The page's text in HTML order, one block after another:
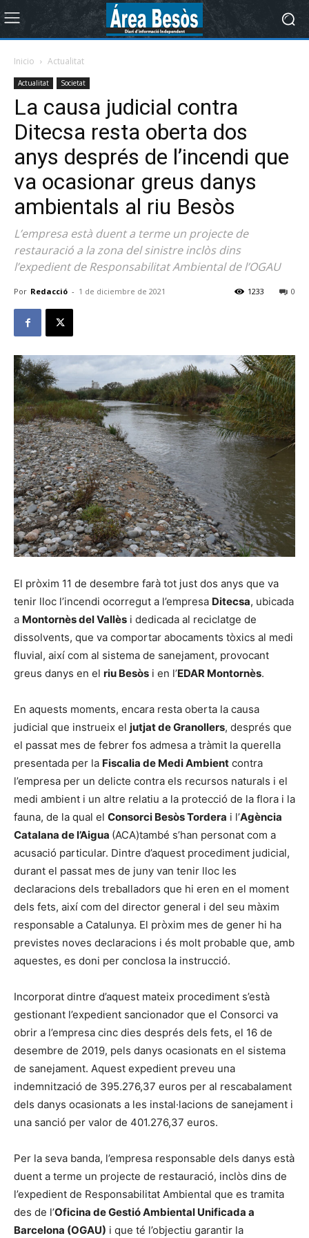
Inicio Actualitat
Actualitat Societat
La causa judicial contra
Ditecsa resta oberta dos
anys després de l’incendi que
va ocasionar greus danys
ambientals al riu Besòs
L’empresa està duent a terme un projecte de
restauració a la zona del sinistre inclòs dins
l’expedient de Responsabilitat Ambiental de l’OGAU
Por Redacció - 1 de diciembre de 2021 0
1233
El pròxim 11 de desembre farà tot just dos anys que va
tenir lloc l’incendi ocorregut a l’empresa Ditecsa, ubicada
a Montornès del Vallès i dedicada al reciclatge de
dissolvents, que va comportar abocaments tòxics al medi
fluvial, així com al sistema de sanejament, provocant
greus danys en el riu Besòs i en l’EDAR Montornès.
En aquests moments, encara resta oberta la causa
judicial que instrueix el jutjat de Granollers, després que
el passat mes de febrer fos admesa a tràmit la querella
presentada per la Fiscalia de Medi Ambient contra
l’empresa per un delicte contra els recursos naturals i el
medi ambient i un altre relatiu a la protecció de la flora i la
fauna, de la qual el Consorci Besòs Tordera i l’Agència
Catalana de l’Aigua (ACA)també s’han personat com a
acusació particular. Dintre d’aquest procediment judicial,
durant el passat mes de juny van tenir lloc les
declaracions dels treballadors que hi eren en el moment
dels fets, així com del director general i del seu màxim
responsable a Catalunya. El pròxim mes de gener hi ha
previstes noves declaracions i és molt probable que, amb
aquestes, es doni per conclosa la instrucció.
Incorporat dintre d’aquest mateix procediment s’està
gestionant l’expedient sancionador que el Consorci va
obrir a l’empresa cinc dies després dels fets, el 16 de
desembre de 2019, pels danys ocasionats en el sistema
de sanejament. Aquest expedient preveu una
indemnització de 395.276,37 euros per al rescabalament
dels danys ocasionats a les instal·lacions de sanejament i
una sanció per valor de 401.276,37 euros.
Per la seva banda, l’empresa responsable dels danys està
duent a terme un projecte de restauració, inclòs dins de
l’expedient de Responsabilitat Ambiental que es tramita
des de l’Oficina de Gestió Ambiental Unificada a
Barcelona (OGAU) i que té l’objectiu garantir la